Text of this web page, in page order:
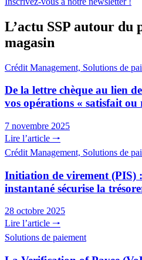
L’actu SSP autour du
magasin
Crédit Management, Solutions de
De la lettre chèque au lien
vos opérations « satisfait ou
7 novembre 2025
Lire l’article 🠒
Crédit Management, Solutions de
Initiation de virement (PIS)
instantané sécurise la
28 octobre 2025
Lire l’article 🠒
Solutions de paiement